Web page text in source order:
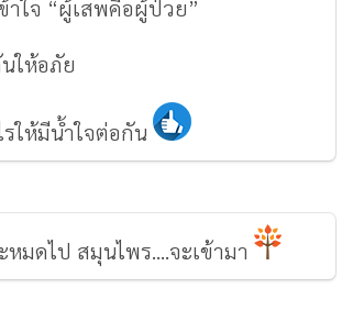
าใจ “ผู้เสพคือผู้ป่วย”
ให้อภัย
รให้มีน้ำใจต่อกัน
มดไป สมุนไพร....จะเข้ามา